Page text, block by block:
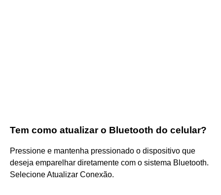
Tem como atualizar o Bluetooth do celular?
Pressione e mantenha pressionado o dispositivo que
deseja emparelhar diretamente com o sistema Bluetooth.
Selecione Atualizar Conexão.